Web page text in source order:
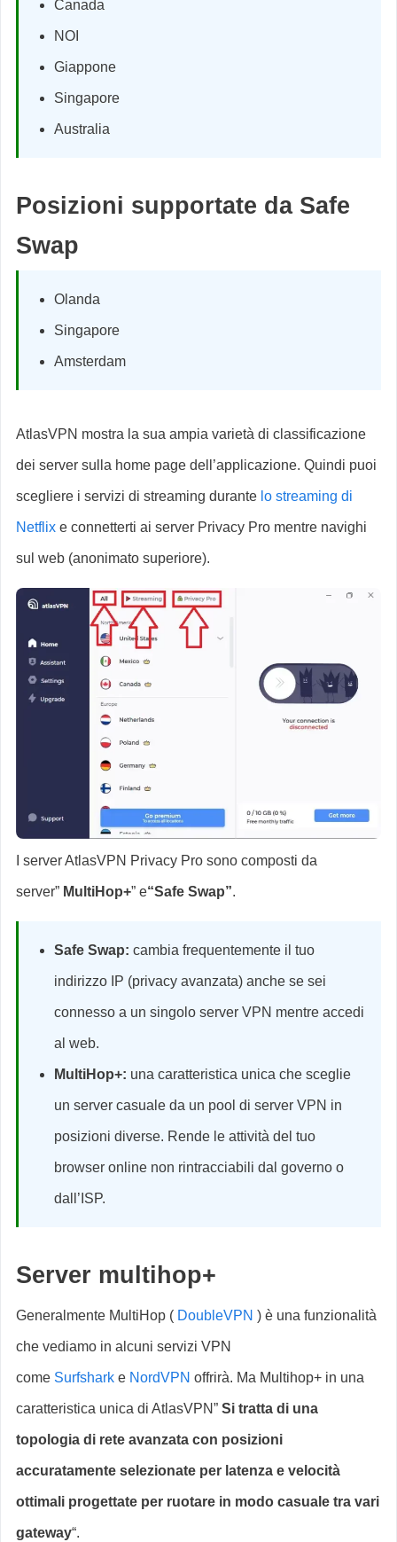
Canada
NOI
Giappone
Singapore
Australia
Posizioni supportate da Safe
Swap
Olanda
Singapore
Amsterdam
AtlasVPN mostra la sua ampia varietà di classificazione
dei server sulla home page dell’applicazione. Quindi puoi
scegliere i servizi di streaming durante lo streaming di
Netflix e connetterti ai server Privacy Pro mentre navighi
sul web (anonimato superiore).
I server AtlasVPN Privacy Pro sono composti da
server” MultiHop+” e“Safe Swap”.
Safe Swap: cambia frequentemente il tuo
indirizzo IP (privacy avanzata) anche se sei
connesso a un singolo server VPN mentre accedi
al web.
MultiHop+: una caratteristica unica che sceglie
un server casuale da un pool di server VPN in
posizioni diverse. Rende le attività del tuo
browser online non rintracciabili dal governo o
dall’ISP.
Server multihop+
Generalmente MultiHop ( DoubleVPN ) è una funzionalità
che vediamo in alcuni servizi VPN
come Surfshark e NordVPN offrirà. Ma Multihop+ in una
caratteristica unica di AtlasVPN” Si tratta di una
topologia di rete avanzata con posizioni
accuratamente selezionate per latenza e velocità
ottimali progettate per ruotare in modo casuale tra vari
gateway“.